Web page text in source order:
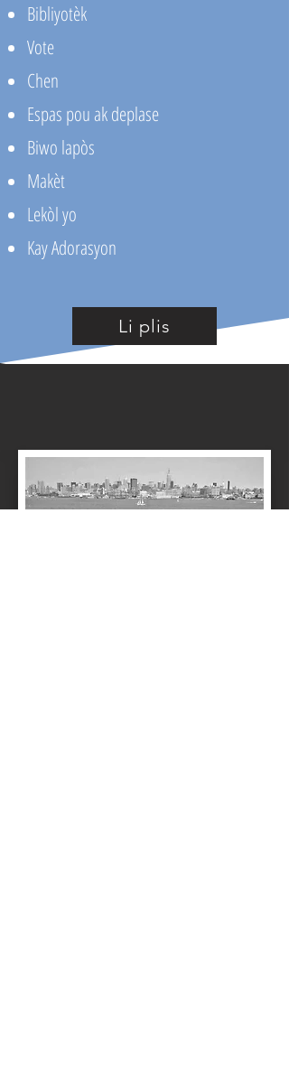
Bibliyotèk
Vote
Chen
Espas pou ak deplase
Biwo lapòs
Makèt
Lekòl yo
Kay Adorasyon
Li plis